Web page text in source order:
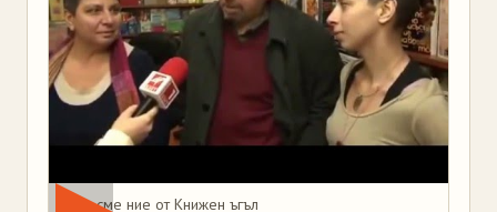
Това сме ние от Книжен ъгъл